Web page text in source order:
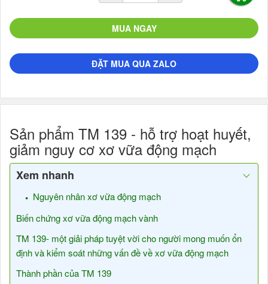
MUA NGAY
ĐẶT MUA QUA ZALO
Sản phẩm TM 139 - hỗ trợ hoạt huyết,
giảm nguy cơ xơ vữa động mạch
Xem nhanh
Nguyên nhân xơ vữa động mạch
Biến chứng xơ vữa động mạch vành
TM 139- một giải pháp tuyệt vời cho người mong muốn ổn
định và kiểm soát những vấn đề về xơ vữa động mạch
Thành phần của TM 139